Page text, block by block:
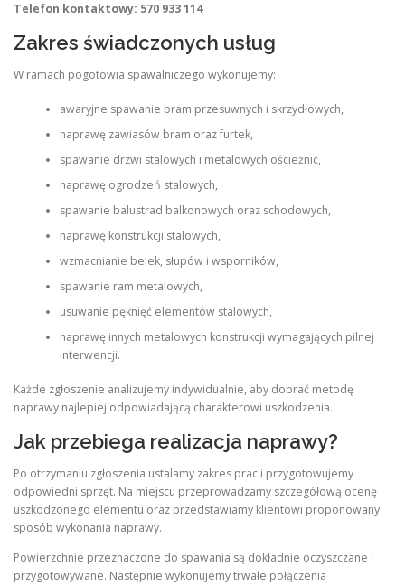
Telefon kontaktowy: 570 933 114
Zakres świadczonych usług
W ramach pogotowia spawalniczego wykonujemy:
awaryjne spawanie bram przesuwnych i skrzydłowych,
naprawę zawiasów bram oraz furtek,
spawanie drzwi stalowych i metalowych ościeżnic,
naprawę ogrodzeń stalowych,
spawanie balustrad balkonowych oraz schodowych,
naprawę konstrukcji stalowych,
wzmacnianie belek, słupów i wsporników,
spawanie ram metalowych,
usuwanie pęknięć elementów stalowych,
naprawę innych metalowych konstrukcji wymagających pilnej
interwencji.
Każde zgłoszenie analizujemy indywidualnie, aby dobrać metodę
naprawy najlepiej odpowiadającą charakterowi uszkodzenia.
Jak przebiega realizacja naprawy?
Po otrzymaniu zgłoszenia ustalamy zakres prac i przygotowujemy
odpowiedni sprzęt. Na miejscu przeprowadzamy szczegółową ocenę
uszkodzonego elementu oraz przedstawiamy klientowi proponowany
sposób wykonania naprawy.
Powierzchnie przeznaczone do spawania są dokładnie oczyszczane i
przygotowywane. Następnie wykonujemy trwałe połączenia